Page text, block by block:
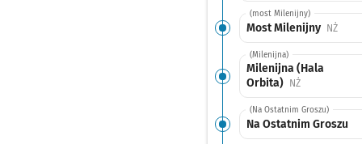
(most Milenijny)
Most Milenijny NŻ
(Milenijna)
Milenijna (Hala
Orbita)
NŻPrzystanek
(Na Ostatnim Groszu)
Na Ostatnim Groszu